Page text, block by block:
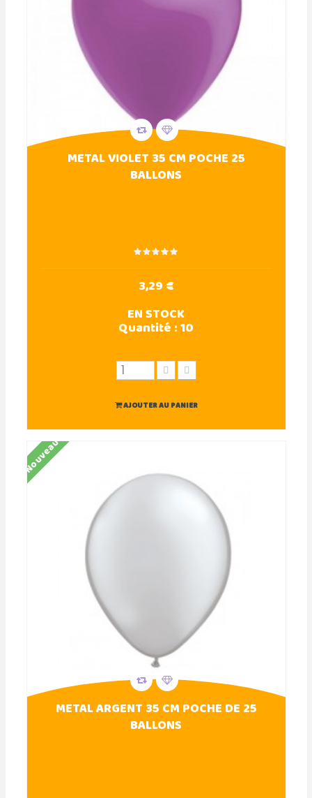
METAL VIOLET 35 CM POCHE 25
BALLONS
3,29 €
EN STOCK
Quantité :10
AJOUTER AU PANIER
Nouveau
METAL ARGENT 35 CM POCHE DE 25
BALLONS